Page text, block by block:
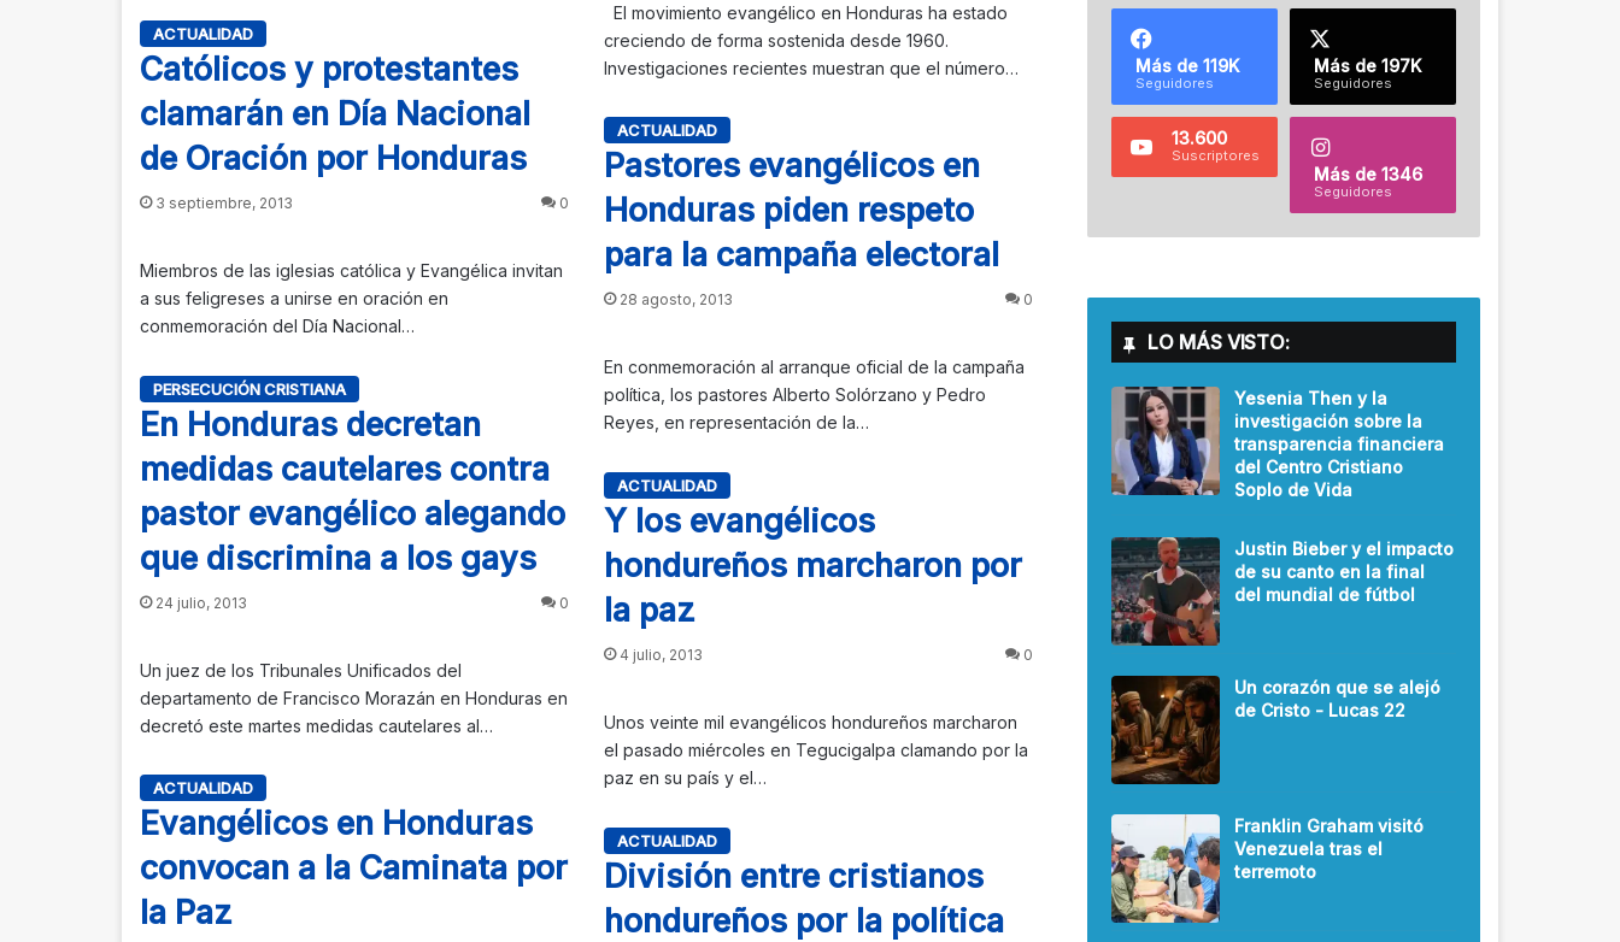
El movimiento evangélico en Honduras ha estado
creciendo de forma sostenida desde 1960.
Investigaciones recientes muestran que el número…
ACTUALIDAD
Católicos y protestantes
clamarán en Día Nacional
de Oración por Honduras
3 septiembre, 2013 0
Miembros de las iglesias católica y Evangélica invitan
a sus feligreses a unirse en oración en
conmemoración del Día Nacional…
ACTUALIDAD
Pastores evangélicos en
Honduras piden respeto
para la campaña electoral
28 agosto, 2013 0
En conmemoración al arranque oficial de la campaña
política, los pastores Alberto Solórzano y Pedro
Reyes, en representación de la…
PERSECUCIÓN CRISTIANA
En Honduras decretan
medidas cautelares contra
pastor evangélico alegando
que discrimina a los gays
24 julio, 2013 0
Un juez de los Tribunales Unificados del
departamento de Francisco Morazán en Honduras en
decretó este martes medidas cautelares al…
ACTUALIDAD
Y los evangélicos
hondureños marcharon por
la paz
4 julio, 2013 0
Unos veinte mil evangélicos hondureños marcharon
el pasado miércoles en Tegucigalpa clamando por la
paz en su país y el…
ACTUALIDAD
Evangélicos en Honduras
convocan a la Caminata por
la Paz
ACTUALIDAD
División entre cristianos
hondureños por la política
Más de 119K
Seguidores
Más de 197K
Seguidores
13.600
Suscriptores
Más de 1346
Seguidores
LO MÁS VISTO:
Yesenia Then y la
investigación sobre la
transparencia financiera
del Centro Cristiano
Soplo de Vida
Justin Bieber y el impacto
de su canto en la final
del mundial de fútbol
Un corazón que se alejó
de Cristo - Lucas 22
Franklin Graham visitó
Venezuela tras el
terremoto